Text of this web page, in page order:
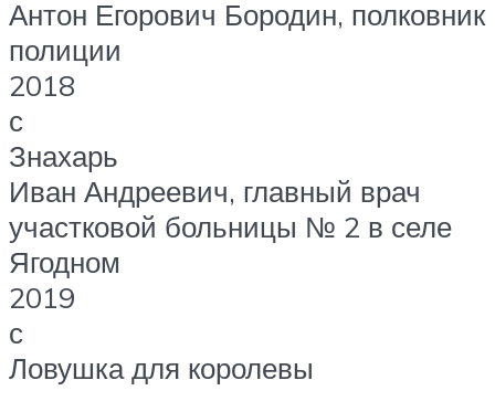
Антон Егорович Бородин, полковник
полиции
2018
с
Знахарь
Иван Андреевич, главный врач
участковой больницы № 2 в селе
Ягодном
2019
с
Ловушка для королевы